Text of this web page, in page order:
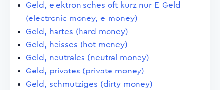
Geld, elektronisches oft kurz nur E-Geld
(electronic money, e-money)
Geld, hartes (hard money)
Geld, heisses (hot money)
Geld, neutrales (neutral money)
Geld, privates (private money)
Geld, schmutziges (dirty money)